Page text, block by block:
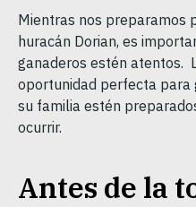
Mientras nos preparamos
huracán Dorian, es
ganaderos estén atentos.
oportunidad perfecta para
su familia estén
ocurrir.
Antes de la